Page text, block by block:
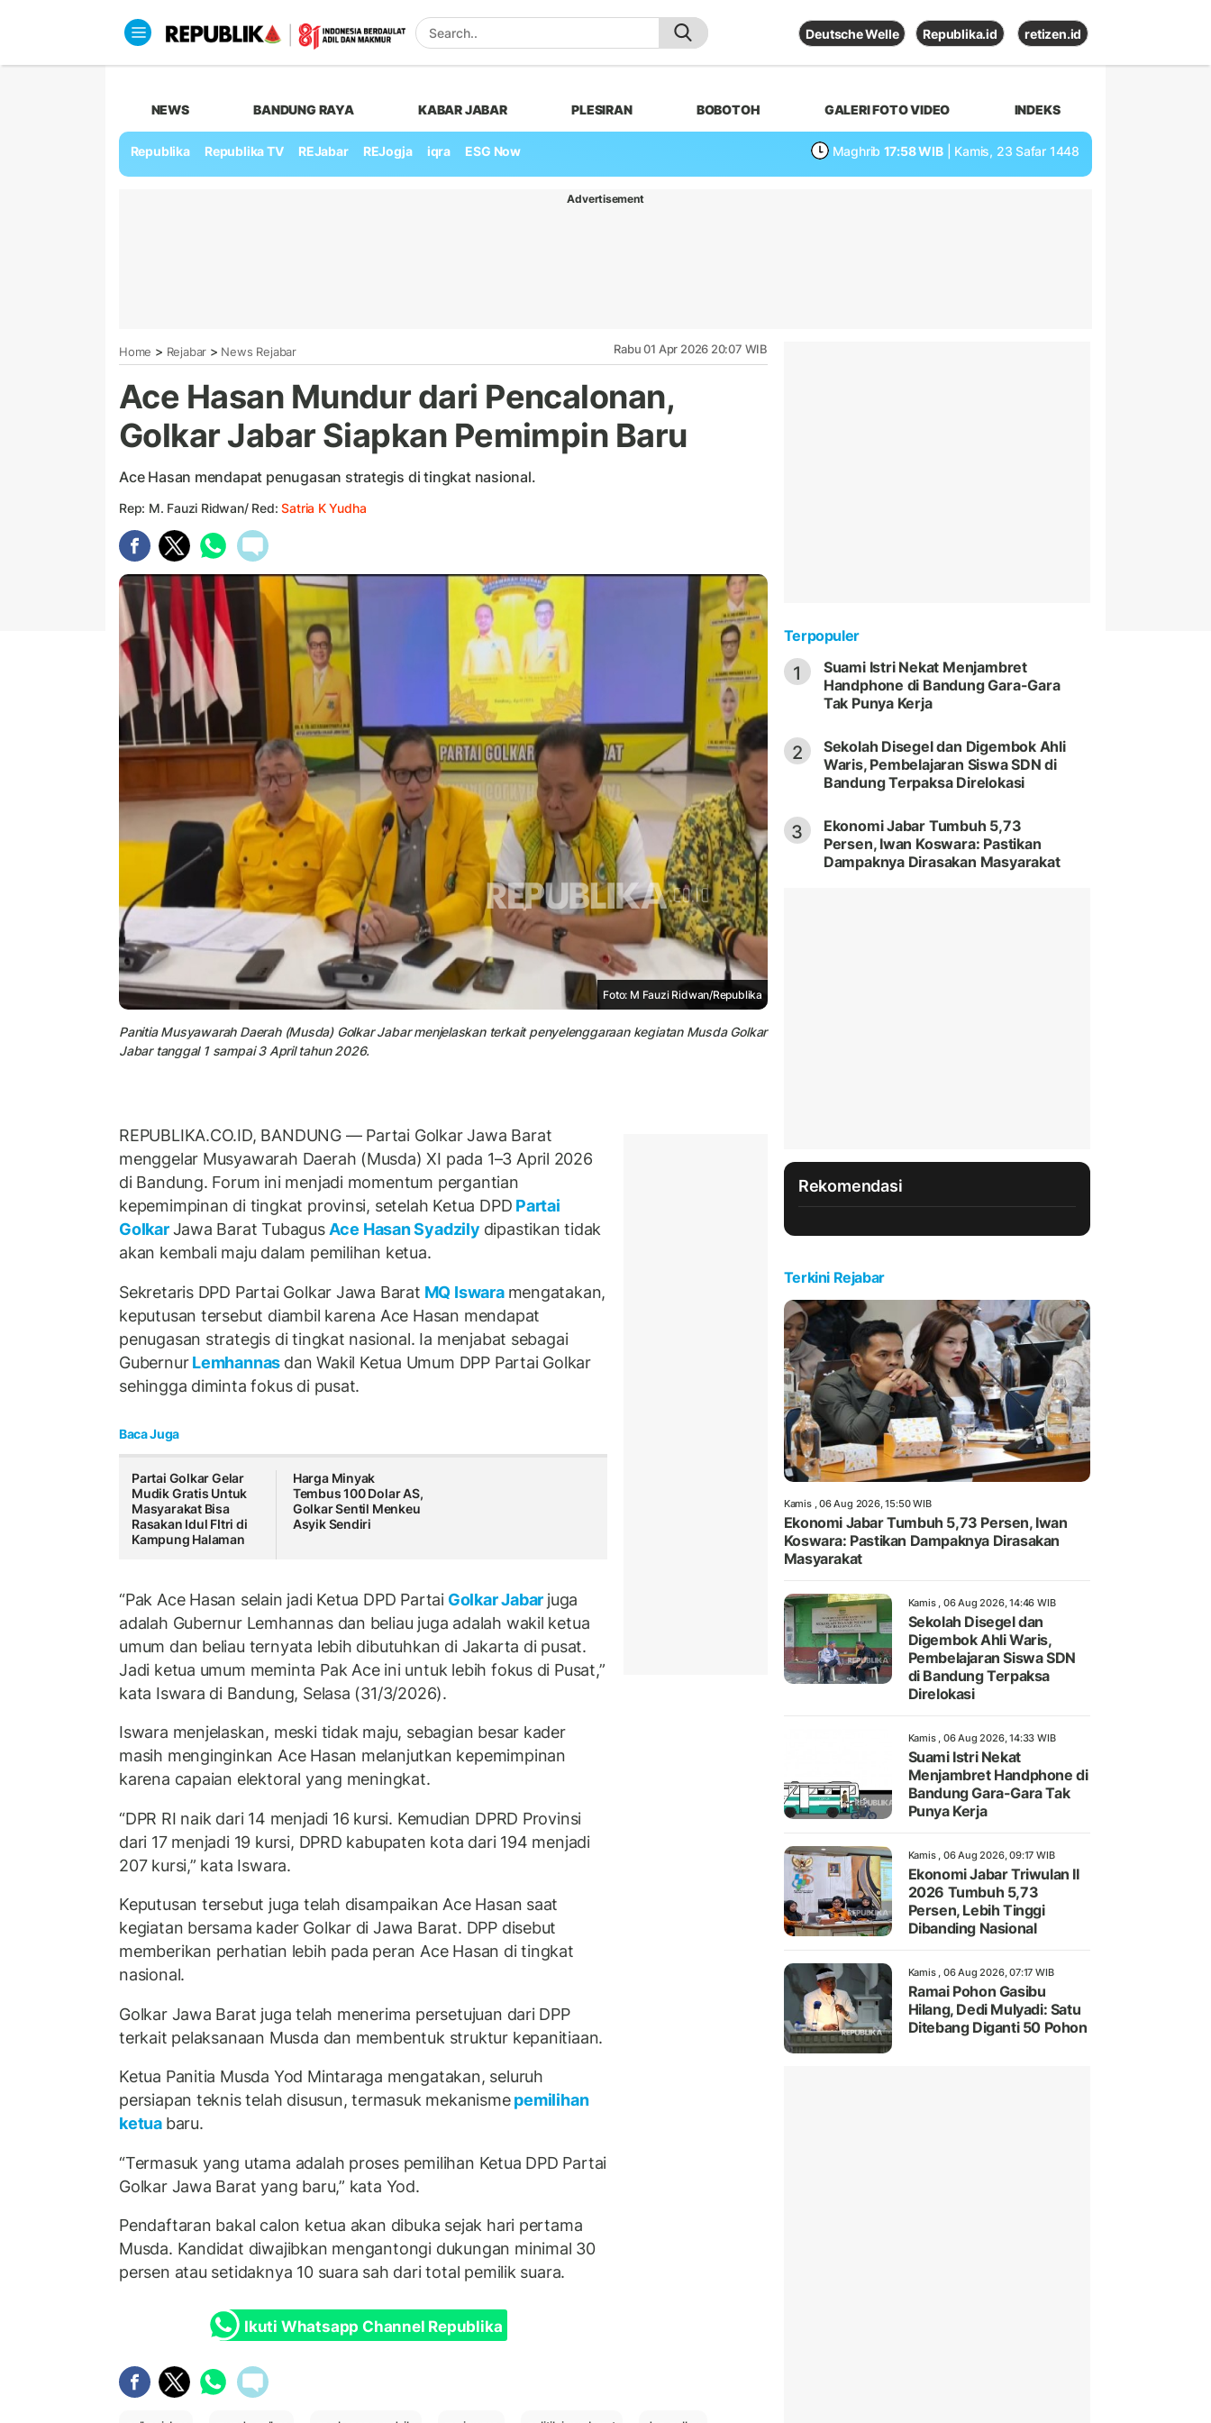
Deutsche Welle Republika.id retizen.id
NEWS BANDUNG RAYA KABAR JABAR PLESIRAN BOBOTOH GALERI FOTO VIDEO INDEKS
Republika Republika TV REJabar REJogja iqra ESG Now Maghrib 17:58 WIB | Kamis, 23 Safar 1448
Advertisement
Home > Rejabar > News Rejabar Rabu 01 Apr 2026 20:07 WIB
Ace Hasan Mundur dari Pencalonan,
Golkar Jabar Siapkan Pemimpin Baru
Ace Hasan mendapat penugasan strategis di tingkat nasional.
Rep: M. Fauzi Ridwan/ Red:Satria K Yudha
Foto: M Fauzi Ridwan/Republika
Panitia Musyawarah Daerah (Musda) Golkar Jabar menjelaskan terkait penyelenggaraan kegiatan Musda Golkar
Jabar tanggal 1 sampai 3 April tahun 2026.
REPUBLIKA.CO.ID, BANDUNG — Partai Golkar Jawa Barat
menggelar Musyawarah Daerah (Musda) XI pada 1–3 April 2026
di Bandung. Forum ini menjadi momentum pergantian
kepemimpinan di tingkat provinsi, setelah Ketua DPD Partai
GolkarJawa Barat TubagusAce Hasan Syadzily dipastikan tidak
akan kembali maju dalam pemilihan ketua.
Sekretaris DPD Partai Golkar Jawa Barat MQ Iswara mengatakan,
keputusan tersebut diambil karena Ace Hasan mendapat
penugasan strategis di tingkat nasional. Ia menjabat sebagai
GubernurLemhannas dan Wakil Ketua Umum DPP Partai Golkar
sehingga diminta fokus di pusat.
Baca Juga
Partai Golkar Gelar
Mudik Gratis Untuk
Masyarakat Bisa
Rasakan Idul FItri di
Kampung Halaman
Harga Minyak
Tembus 100 Dolar AS,
Golkar Sentil Menkeu
Asyik Sendiri
“Pak Ace Hasan selain jadi Ketua DPD PartaiGolkar Jabar juga
adalah Gubernur Lemhannas dan beliau juga adalah wakil ketua
umum dan beliau ternyata lebih dibutuhkan di Jakarta di pusat.
Jadi ketua umum meminta Pak Ace ini untuk lebih fokus di Pusat,”
kata Iswara di Bandung, Selasa (31/3/2026).
Iswara menjelaskan, meski tidak maju, sebagian besar kader
masih menginginkan Ace Hasan melanjutkan kepemimpinan
karena capaian elektoral yang meningkat.
“DPR RI naik dari 14 menjadi 16 kursi. Kemudian DPRD Provinsi
dari 17 menjadi 19 kursi, DPRD kabupaten kota dari 194 menjadi
207 kursi,” kata Iswara.
Keputusan tersebut juga telah disampaikan Ace Hasan saat
kegiatan bersama kader Golkar di Jawa Barat. DPP disebut
memberikan perhatian lebih pada peran Ace Hasan di tingkat
nasional.
Golkar Jawa Barat juga telah menerima persetujuan dari DPP
terkait pelaksanaan Musda dan membentuk struktur kepanitiaan.
Ketua Panitia Musda Yod Mintaraga mengatakan, seluruh
persiapan teknis telah disusun, termasuk mekanismepemilihan
ketua baru.
“Termasuk yang utama adalah proses pemilihan Ketua DPD Partai
Golkar Jawa Barat yang baru,” kata Yod.
Pendaftaran bakal calon ketua akan dibuka sejak hari pertama
Musda. Kandidat diwajibkan mengantongi dukungan minimal 30
persen atau setidaknya 10 suara sah dari total pemilik suara.
Ikuti Whatsapp Channel Republika
Terpopuler
1
Suami Istri Nekat Menjambret
Handphone di Bandung Gara-Gara
Tak Punya Kerja
2
Sekolah Disegel dan Digembok Ahli
Waris, Pembelajaran Siswa SDN di
Bandung Terpaksa Direlokasi
3
Ekonomi Jabar Tumbuh 5,73
Persen, Iwan Koswara: Pastikan
Dampaknya Dirasakan Masyarakat
Rekomendasi
Terkini Rejabar
Kamis , 06 Aug 2026, 15:50 WIB
Ekonomi Jabar Tumbuh 5,73 Persen, Iwan
Koswara: Pastikan Dampaknya Dirasakan
Masyarakat
Kamis , 06 Aug 2026, 14:46 WIB
Sekolah Disegel dan
Digembok Ahli Waris,
Pembelajaran Siswa SDN
di Bandung Terpaksa
Direlokasi
Kamis , 06 Aug 2026, 14:33 WIB
Suami Istri Nekat
Menjambret Handphone di
Bandung Gara-Gara Tak
Punya Kerja
Kamis , 06 Aug 2026, 09:17 WIB
Ekonomi Jabar Triwulan II
2026 Tumbuh 5,73
Persen, Lebih Tinggi
Dibanding Nasional
Kamis , 06 Aug 2026, 07:17 WIB
Ramai Pohon Gasibu
Hilang, Dedi Mulyadi: Satu
Ditebang Diganti 50 Pohon